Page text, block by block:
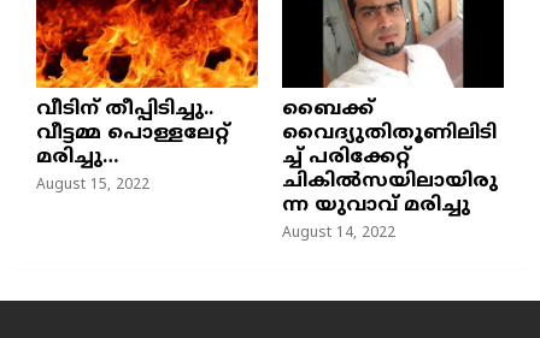
വീടിന് തീപ്പിടിച്ചു..
വീട്ടമ്മ പൊള്ളലേറ്റ്
മരിച്ചു…
August 15, 2022
ബൈക്ക്
വൈദ്യുതിതൂണിലിടി
ച്ച്‌ പരിക്കേറ്റ്
ചികില്‍സയിലായിരു
ന്ന യുവാവ് മരിച്ചു
August 14, 2022